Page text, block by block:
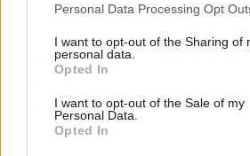
Personal Data Processing Opt
I want to opt-out of the Sharing of
personal data.
Opted In
I want to opt-out of the Sale of my
Personal Data.
Opted In
La vuelta al cole de 2025 está
entonces, por una fuerte
solidaridad entre familias, o
parece
bancos de material y
para ayudar a quienes tienen